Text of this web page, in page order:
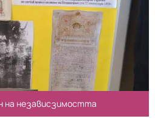
на независзимостта